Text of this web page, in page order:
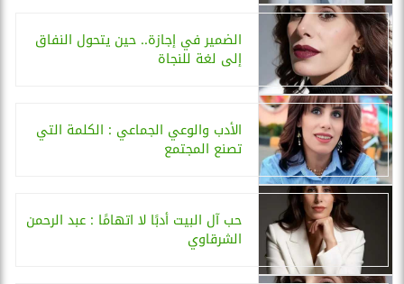
الضمير في إجازة.. حين يتحول النفاق
إلى لغة للنجاة
الأدب والوعي الجماعي : الكلمة التي
تصنع المجتمع
حب آل البيت أدبًا لا اتهامًا : عبد الرحمن
الشرقاوي